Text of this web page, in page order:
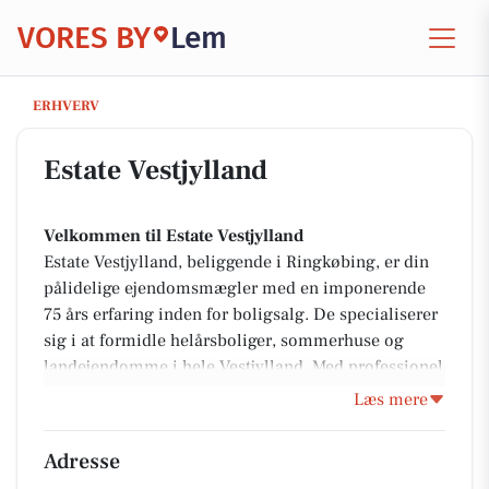
VORES BY Lem
ERHVERV
Estate Vestjylland
Estate Vestjylland
Velkommen til Estate Vestjylland
Estate Vestjylland, beliggende i Ringkøbing, er din
pålidelige ejendomsmægler med en imponerende
75 års erfaring inden for boligsalg. De specialiserer
sig i at formidle helårsboliger, sommerhuse og
landejendomme i hele Vestjylland. Med professionel
rådgivning, grundig salgsvurdering og en dyb
kunder får den bedst mulige oplevelse med
Læs mere
Adresse